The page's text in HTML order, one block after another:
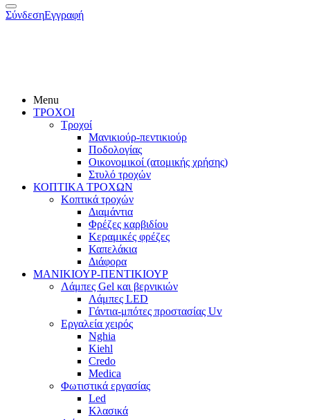
ΣύνδεσηΕγγραφή
Menu
ΤΡΟΧΟΙ
Τροχοί
Μανικιούρ-πεντικιούρ
Ποδολογίας
Οικονομικοί (ατομικής χρήσης)
Στυλό τροχών
ΚΟΠΤΙΚΑ ΤΡΟΧΩΝ
Κοπτικά τροχών
Διαμάντια
Φρέζες καρβιδίου
Κεραμικές φρέζες
Καπελάκια
Διάφορα
ΜΑΝΙΚΙΟΥΡ-ΠΕΝΤΙΚΙΟΥΡ
Λάμπες Gel και βερνικιών
Λάμπες LED
Γάντια-μπότες προστασίας Uv
Εργαλεία χειρός
Nghia
Kiehl
Credo
Medica
Φωτιστικά εργασίας
Led
Κλασικά